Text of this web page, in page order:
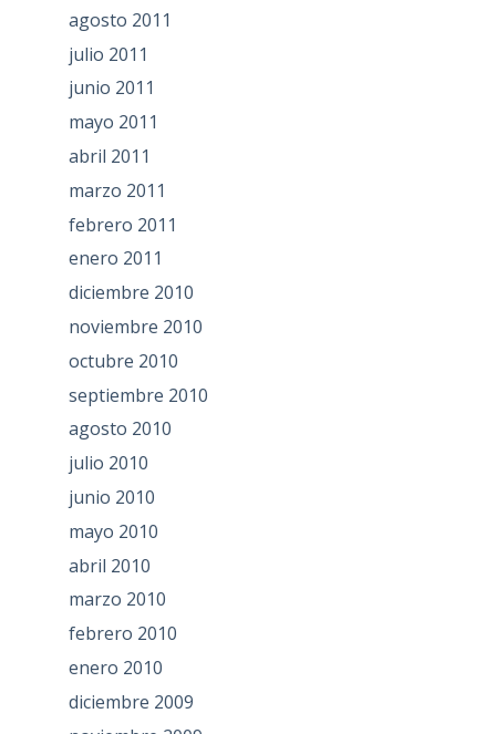
agosto 2011
julio 2011
junio 2011
mayo 2011
abril 2011
marzo 2011
febrero 2011
enero 2011
diciembre 2010
noviembre 2010
octubre 2010
septiembre 2010
agosto 2010
julio 2010
junio 2010
mayo 2010
abril 2010
marzo 2010
febrero 2010
enero 2010
diciembre 2009